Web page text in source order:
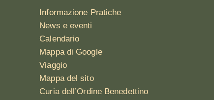
Informazione Pratiche
News e eventi
Calendario
Mappa di Google
Viaggio
Mappa del sito
Curia dell’Ordine Benedettino